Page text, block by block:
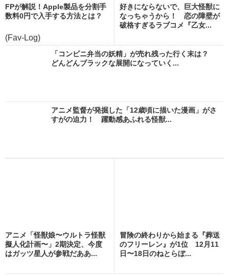
FPが解説！Apple製品を分割手
数料0円で入手する方法とは？
(Fav-Log)
好きにならないで、巨大怪獣に
なっちゃうから！ 恋の障壁が
破格すぎるラブコメ『乙女...
「コンビニ弁当の妖精」が売れ残った行く末は？
どんどんブラックな展開になっていく...
アニメ監督が発掘した「12歳頃に描いた漫画」がさ
すがの迫力！ 躍動感あふれる怪獣...
アニメ「怪獣娘〜ウルトラ怪獣
擬人化計画〜」2期決定、今度
はガッツ星人が参戦だああ...
冒険の終わりから始まる『葬送
のフリーレン』が1位 12月11
日〜18日のねとらぼ...